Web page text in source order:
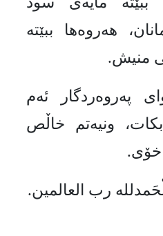
هه‌روه‌ها ببێتە
منیش.
پەروەردگار ئەم
ونیەتم خاڵص
خۆی.
رب العالمین.